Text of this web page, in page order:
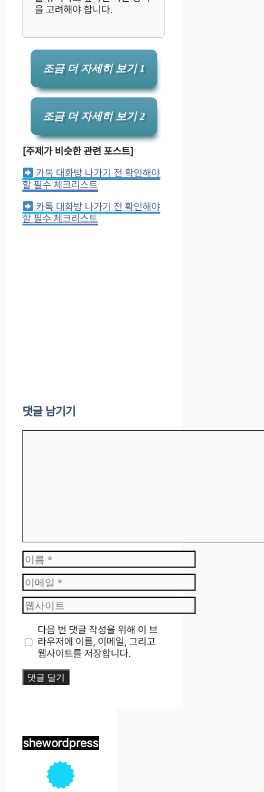
을 고려해야 합니다.
조금 더 자세히 보기 1
조금 더 자세히 보기 2
[주제가 비슷한 관련 포스트]
카톡 대화방 나가기 전 확인해야
할 필수 체크리스트
카톡 대화방 나가기 전 확인해야
할 필수 체크리스트
댓글 남기기
이
름
이
메
일
웹
사
트
다음 번 댓글 작성을 위해 이 브
라우저에 이름, 이메일, 그리고
웹사이트를 저장합니다.
shewordpress